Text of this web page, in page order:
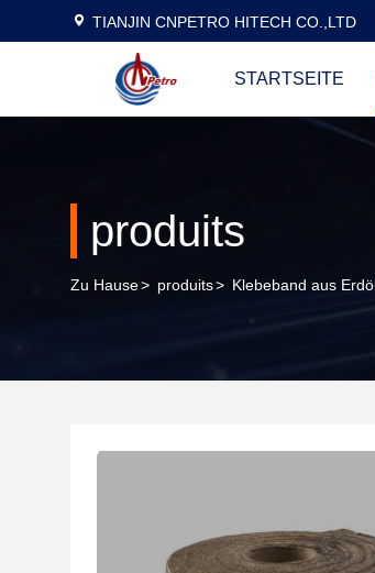
TIANJIN CNPETRO HITECH CO.,LTD
STARTSEITE
produits
Zu Hause> produits> Klebeband aus